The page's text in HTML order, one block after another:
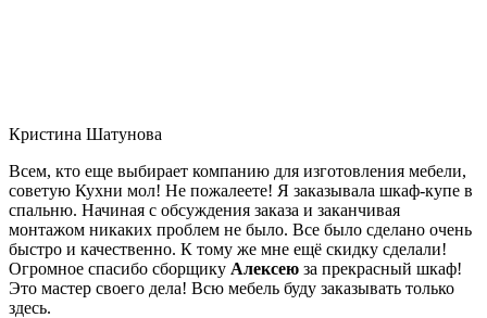
Кристина Шатунова
Всем, кто еще выбирает компанию для изготовления мебели,
советую Кухни мол! Не пожалеете! Я заказывала шкаф-купе в
спальню. Начиная с обсуждения заказа и заканчивая
монтажом никаких проблем не было. Все было сделано очень
быстро и качественно. К тому же мне ещё скидку сделали!
Огромное спасибо сборщику Алексею за прекрасный шкаф!
Это мастер своего дела! Всю мебель буду заказывать только
здесь.